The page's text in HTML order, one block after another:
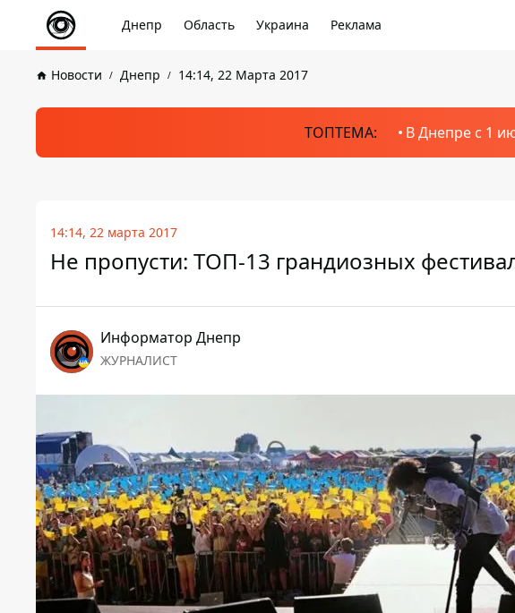
Днепр Область Украина Реклама
Новости Днепр 14:14, 22 Марта 2017
ТОПТЕМА: В Днепре с 1
14:14, 22 марта 2017
Не пропусти: ТОП-13 грандиозных
Информатор Днепр
ЖУРНАЛИСТ